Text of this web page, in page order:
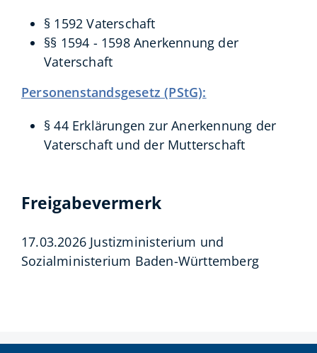
§ 1592 Vaterschaft
§§ 1594 - 1598 Anerkennung der
Vaterschaft
Personenstandsgesetz (PStG):
§ 44 Erklärungen zur Anerkennung der
Vaterschaft und der Mutterschaft
Freigabevermerk
17.03.2026 Justizministerium und
Sozialministerium Baden-Württemberg